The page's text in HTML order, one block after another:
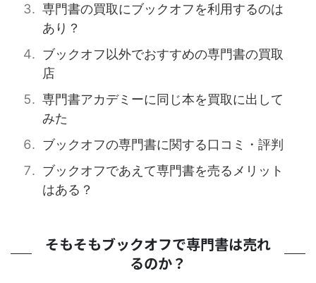
専門書の買取にブックオフを利用するのは
あり？
ブックオフ以外でおすすめの専門書の買取
店
専門書アカデミーに同じ本を買取に出して
みた
ブックオフの専門書に関する口コミ・評判
ブックオフであえて専門書を売るメリット
はある？
そもそもブックオフで専門書は売れ
るのか？